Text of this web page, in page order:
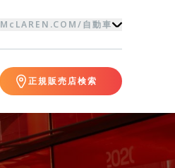
McLAREN.COM/自動車
正規販売店検索